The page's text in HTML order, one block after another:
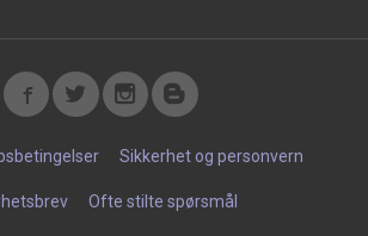
Sikkerhet og personvern
Ofte stilte spørsmål